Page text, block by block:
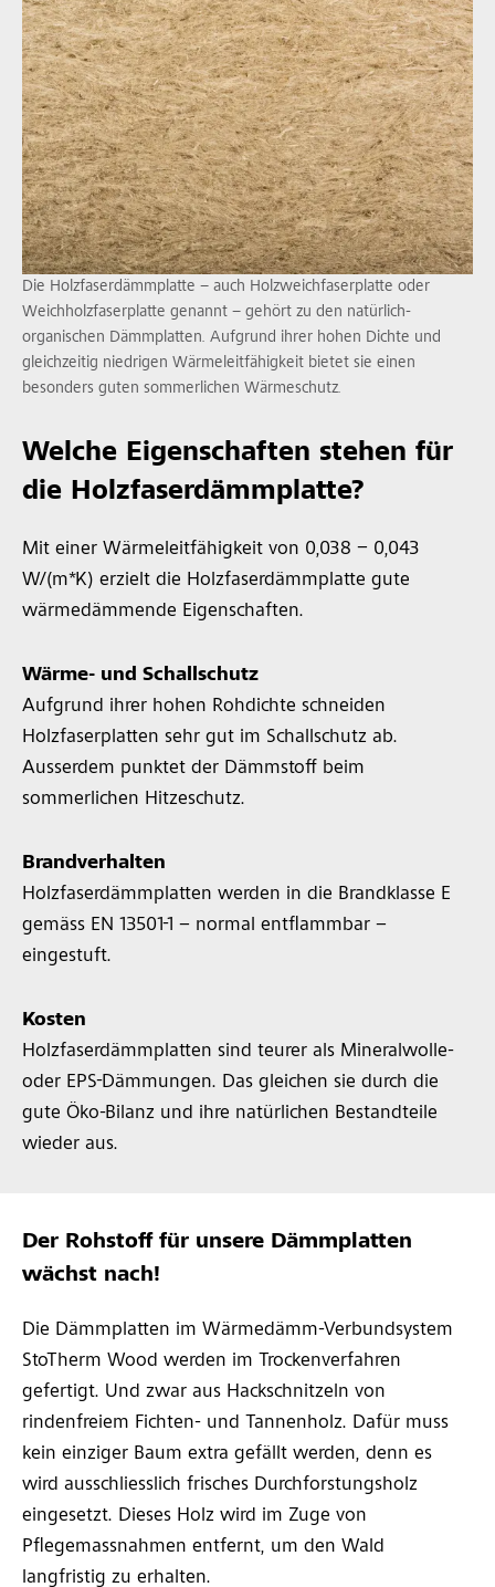
Welche Eigenschaften stehen für
die Holzfaserdämmplatte?
Mit einer Wärmeleitfähigkeit von 0,038 – 0,043
W/(m*K) erzielt die Holzfaserdämmplatte gute
wärmedämmende Eigenschaften.
Wärme- und Schallschutz
Aufgrund ihrer hohen Rohdichte schneiden
Holzfaserplatten sehr gut im Schallschutz ab.
Ausserdem punktet der Dämmstoff beim
sommerlichen Hitzeschutz.
Brandverhalten
Holzfaserdämmplatten werden in die Brandklasse E
gemäss EN 13501-1 – normal entflammbar –
eingestuft.
Kosten
Holzfaserdämmplatten sind teurer als Mineralwolle-
oder EPS-Dämmungen. Das gleichen sie durch die
gute Öko-Bilanz und ihre natürlichen Bestandteile
wieder aus.
Die Holzfaserdämmplatte – auch Holzweichfaserplatte oder
Weichholzfaserplatte genannt – gehört zu den natürlich-
organischen Dämmplatten. Aufgrund ihrer hohen Dichte und
gleichzeitig niedrigen Wärmeleitfähigkeit bietet sie einen
besonders guten sommerlichen Wärmeschutz.
Der Rohstoff für unsere Dämmplatten
wächst nach!
Die Dämmplatten im Wärmedämm-Verbundsystem
StoTherm Wood werden im Trockenverfahren
gefertigt. Und zwar aus Hackschnitzeln von
rindenfreiem Fichten- und Tannenholz. Dafür muss
kein einziger Baum extra gefällt werden, denn es
wird ausschliesslich frisches Durchforstungsholz
eingesetzt. Dieses Holz wird im Zuge von
Pflegemassnahmen entfernt, um den Wald
langfristig zu erhalten.